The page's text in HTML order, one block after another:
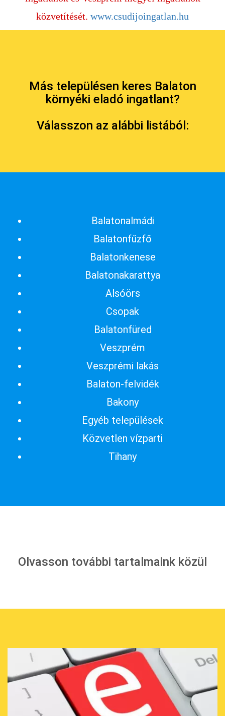
közvetítését. www.csudijoingatlan.hu
Más településen keres Balaton
környéki eladó ingatlant?
Válasszon az alábbi listából:
Balatonalmádi
Balatonfűzfő
Balatonkenese
Balatonakarattya
Alsóörs
Csopak
Balatonfüred
Veszprém
Veszprémi lakás
Balaton-felvidék
Bakony
Egyéb települések
Közvetlen vízparti
Tihany
Olvasson további tartalmaink közül